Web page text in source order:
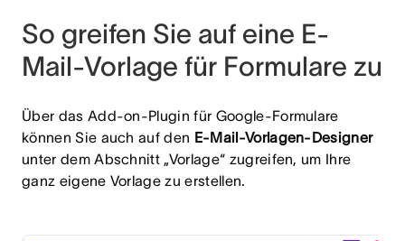
So greifen Sie auf eine E-
Mail-Vorlage für Formulare zu
Über das Add-on-Plugin für Google-Formulare
können Sie auch auf den E-Mail-Vorlagen-Designer
unter dem Abschnitt „Vorlage“ zugreifen, um Ihre
ganz eigene Vorlage zu erstellen.